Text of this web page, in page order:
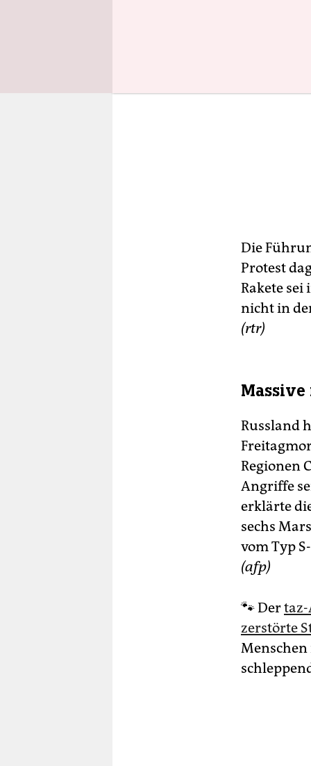
Die
Protest
Rakete
nicht in
(rtr)
Russland
Regionen
Angriffe
erklärte
sechs
vom Typ
(afp)
🐾 Dertaz-
zerstörte